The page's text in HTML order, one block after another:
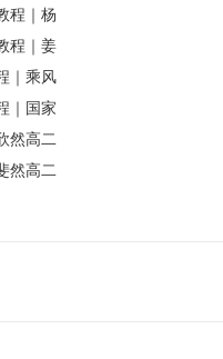
程｜杨
程｜姜
｜乘风
｜国家
然高二
然高二